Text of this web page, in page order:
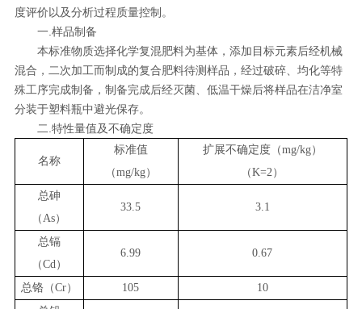
度评价以及分析过程质量控制。
一.样品制备
本标准物质选择化学复混肥料为基体，添加目标元素后经机械
混合，二次加工而制成的复合肥料待测样品，经过破碎、均化等特
殊工序完成制备，制备完成后经灭菌、低温干燥后将样品在洁净室
分装于塑料瓶中避光保存。
二.特性量值及不确定度
名称
标准值
（mg/kg）
扩展不确定度（mg/kg）
（K=2 ）
总砷
（ As）
33.5 3.1
总镉
（Cd ）
6.99 0.67
总铬（Cr） 105
10